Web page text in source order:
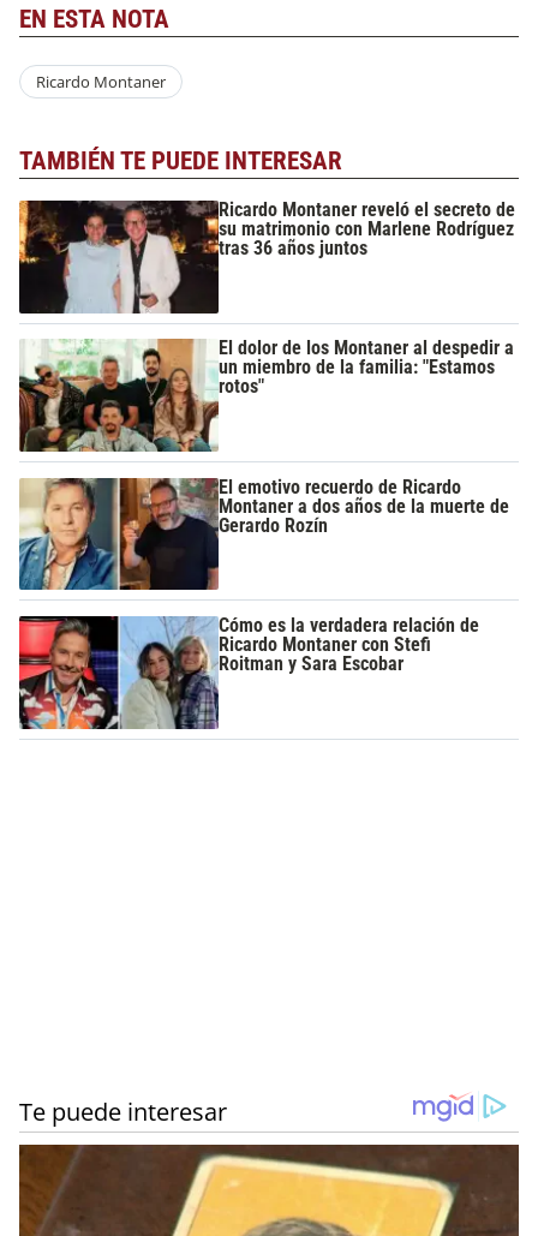
EN ESTA NOTA
Ricardo Montaner
TAMBIÉN TE PUEDE INTERESAR
Ricardo Montaner reveló el secreto de
su matrimonio con Marlene Rodríguez
tras 36 años juntos
El dolor de los Montaner al despedir a
un miembro de la familia: "Estamos
rotos"
El emotivo recuerdo de Ricardo
Montaner a dos años de la muerte de
Gerardo Rozín
Cómo es la verdadera relación de
Ricardo Montaner con Stefi
Roitman y Sara Escobar